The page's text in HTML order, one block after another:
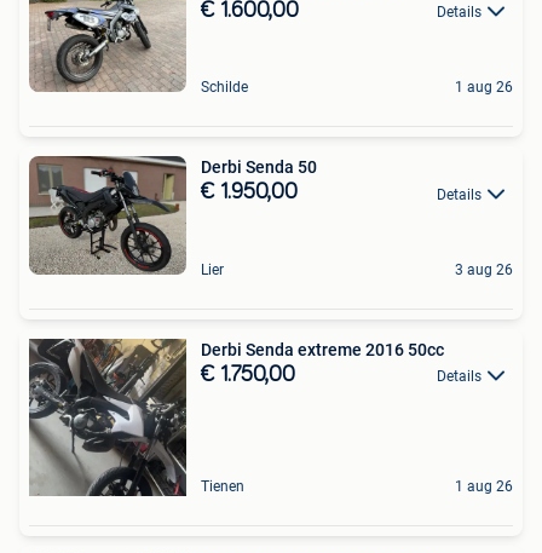
€ 1.600,00 Details
Schilde 1 aug 26
Derbi Senda 50
€ 1.950,00 Details
Lier 3 aug 26
Derbi Senda extreme 2016 50cc
€ 1.750,00 Details
Tienen 1 aug 26